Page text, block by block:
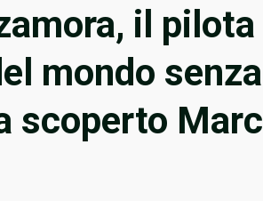
il pilota
mondo senza
scoperto Marc